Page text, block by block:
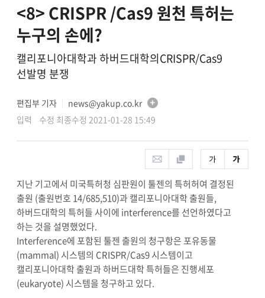
<8> CRISPR /Cas9 원천 특허는
누구의 손에?
캘리포니아대학과 하버드대학의CRISPR/Cas9
선발명 분쟁
편집부 기자
news@yakup.co.kr
입력 수정 최종수정 2021-01-28 15:49
지난 기고에서 미국특허청 심판원이 툴젠의 특허허여 결정된
출원 (출원번호 14/685,510)과 캘리포니아대학 출원들,
하버드대학의 특허들 사이에 interference를 선언하였다고
하는 것을 설명했었다.
Interference에 포함된 툴젠 출원의 청구항은 포유동물
(mammal) 시스템의 CRISPR/Cas9 시스템이고
캘리포니아대학 출원과 하버드대학 특허들은 진행세포
(eukaryote) 시스템을 청구하고 있다.